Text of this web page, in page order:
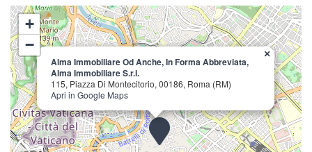
Alma Immobiliare Od Anche, In Forma Abbreviata,
Alma Immobiliare S.r.l.
115, Piazza Di Montecitorio, 00186, Roma (RM)
Apri in Google Maps
×
+
−